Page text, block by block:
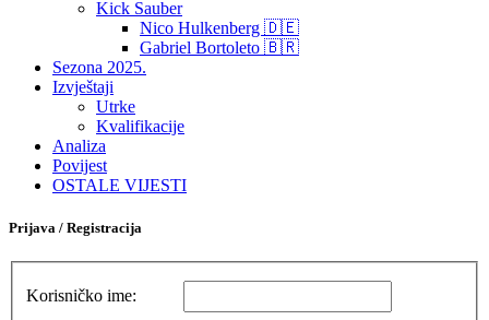
Kick Sauber
Nico Hulkenberg 🇩🇪
Gabriel Bortoleto 🇧🇷
Sezona 2025.
Izvještaji
Utrke
Kvalifikacije
Analiza
Povijest
OSTALE VIJESTI
Prijava / Registracija
Korisničko ime: